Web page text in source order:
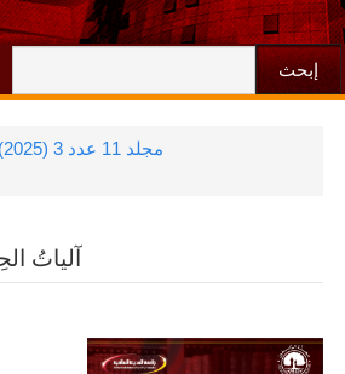
إبحث
مجلد 11 عدد 3 (2025): المجلد 11 عدد سبتمبر 2025
آلياتُ
الشريط